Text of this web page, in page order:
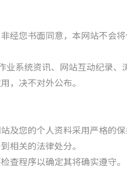
经您书面同意，本网站不会
系统资讯、网站互动纪录、
，决不对外公布。
及您的个人资料采用严格的
相关的法律处分。
查程序以确定其将确实遵守。